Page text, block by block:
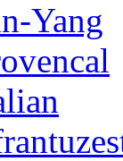
Yang